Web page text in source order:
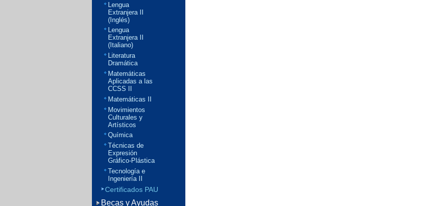
Lengua
Extranjera II
(Inglés)
Lengua
Extranjera II
(Italiano)
Literatura
Dramática
Matemáticas
Aplicadas a las
CCSS II
Matemáticas II
Movimientos
Culturales y
Artísticos
Química
Técnicas de
Expresión
Gráfico-Plástica
Tecnología e
Ingeniería II
Certificados PAU
Becas y Ayudas